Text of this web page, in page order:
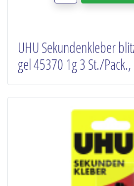
UHU Sekundenkleber
gel 45370 1g 3 St./Pack.,